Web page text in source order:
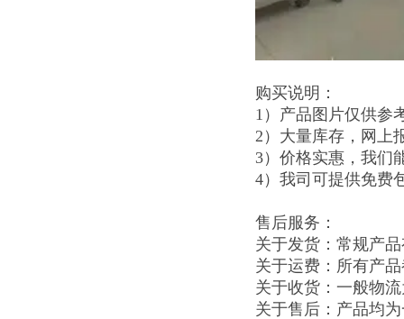
购买说明：
1）产品图片仅供参
2）大量库存，网上
3）价格实惠，我们
4）我司可提供免费
售后服务：
关于发货：常规产
关于运费：所有产
关于收货：一般物
关于售后：产品均